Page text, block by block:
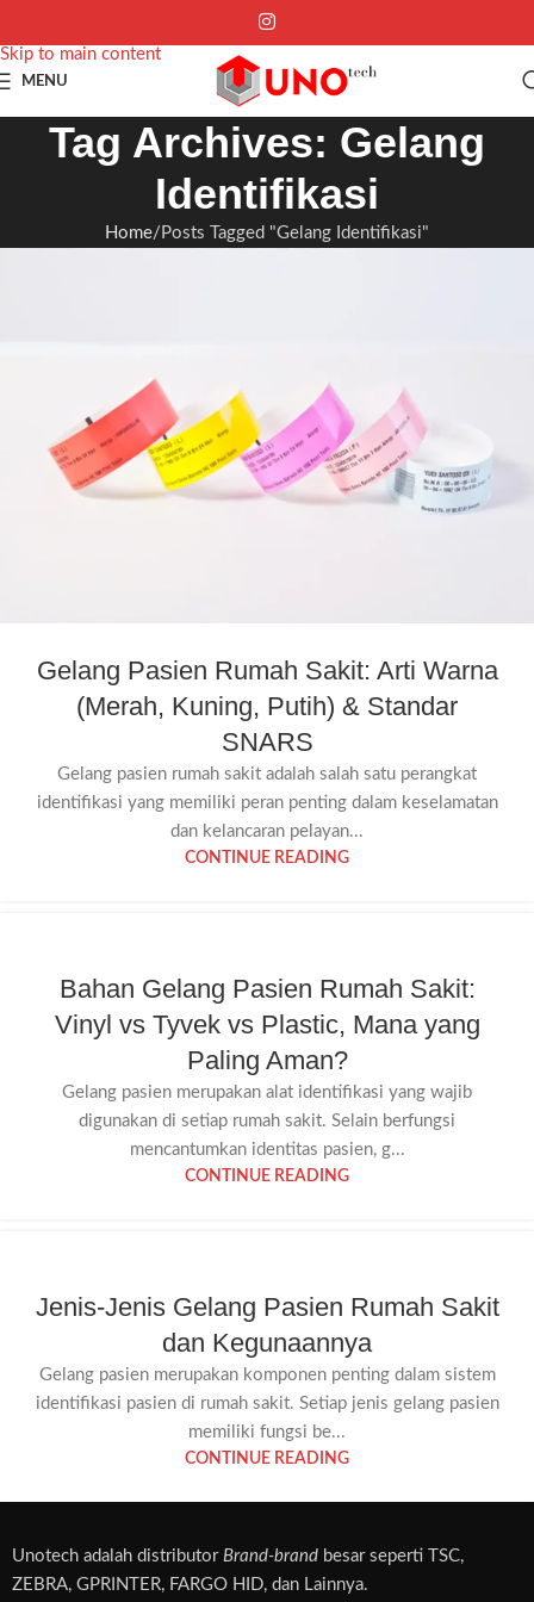
Skip to main content
MENU
Tag Archives: Gelang
Identifikasi
Home Posts Tagged "Gelang Identifikasi"
Gelang Pasien Rumah Sakit: Arti Warna
(Merah, Kuning, Putih) & Standar
SNARS
Gelang pasien rumah sakit adalah salah satu perangkat
identifikasi yang memiliki peran penting dalam keselamatan
dan kelancaran pelayan...
CONTINUE READING
Bahan Gelang Pasien Rumah Sakit:
Vinyl vs Tyvek vs Plastic, Mana yang
Paling Aman?
Gelang pasien merupakan alat identifikasi yang wajib
digunakan di setiap rumah sakit. Selain berfungsi
mencantumkan identitas pasien, g...
CONTINUE READING
Jenis-Jenis Gelang Pasien Rumah Sakit
dan Kegunaannya
Gelang pasien merupakan komponen penting dalam sistem
identifikasi pasien di rumah sakit. Setiap jenis gelang pasien
memiliki fungsi be...
CONTINUE READING
Unotech adalah distributor Brand-brand besar seperti TSC,
ZEBRA, GPRINTER, FARGO HID, dan Lainnya.